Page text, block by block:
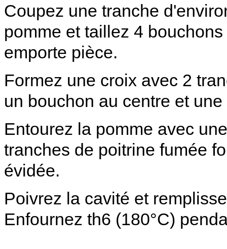
Coupez une tranche
pomme et taillez 4
emporte pièce.
Formez une croix avec 2
un bouchon au centre et
Entourez la pomme avec
tranches de poitrine fumée
évidée.
Poivrez la cavité et
Enfournez th6 (180°C)